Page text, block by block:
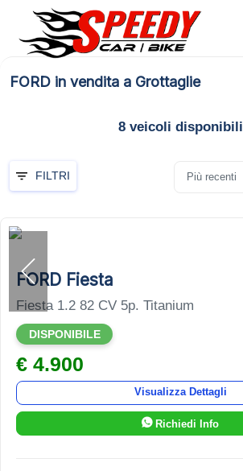
FORD in vendita a Grottaglie
8veicoli disponibili
Più recenti
FILTRI
FORD Fiesta
Fiesta 1.2 82 CV 5p. Titanium
DISPONIBILE
€ 4.900
Visualizza Dettagli
Richiedi Info